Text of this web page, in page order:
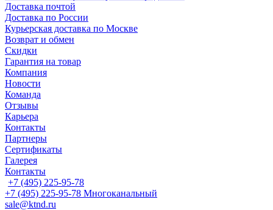
Доставка почтой
Доставка по России
Курьерская доставка по Москве
Возврат и обмен
Скидки
Гарантия на товар
Компания
Новости
Команда
Отзывы
Карьера
Контакты
Партнеры
Сертификаты
Галерея
Контакты
+7 (495) 225-95-78
+7 (495) 225-95-78 Многоканальный
sale@ktnd.ru